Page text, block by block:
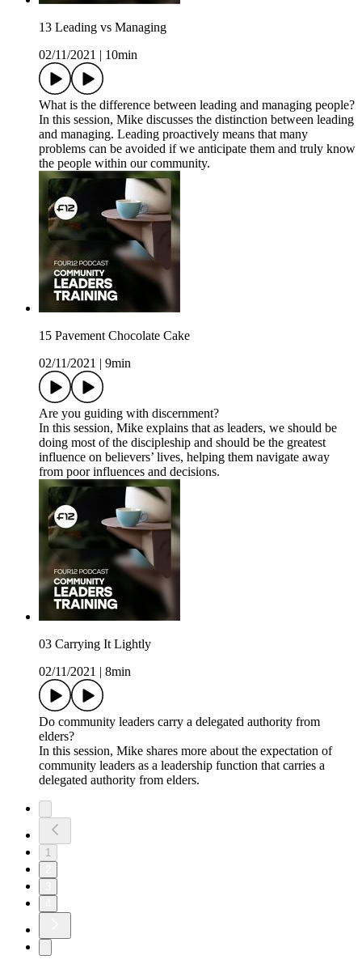
13 Leading vs Managing
02/11/2021
10min
What is the difference between leading and managing people?
In this session, Mike discusses the distinction between leading
and managing. Leading proactively means that many
problems can be avoided if we anticipate them and truly know
the people within our community.
15 Pavement Chocolate Cake
02/11/2021
9min
Are you guiding with discernment?
In this session, Mike explains that as leaders, we should be
doing most of the discipleship and should be the greatest
influence on believers’ lives, helping them navigate away
from poor influences and decisions.
03 Carrying It Lightly
02/11/2021
8min
Do community leaders carry a delegated authority from
elders?
In this session, Mike shares more about the expectation of
community leaders as a leadership function that carries a
delegated authority from elders.
1